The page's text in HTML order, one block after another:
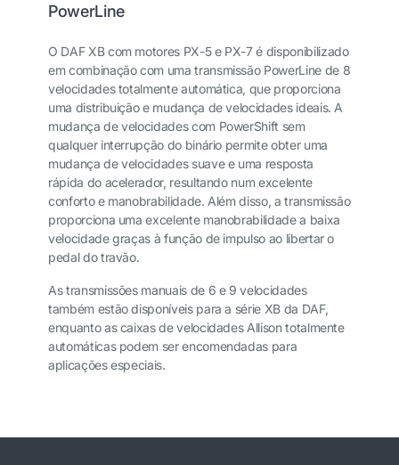
PowerLine
O DAF XB com motores PX-5 e PX-7 é disponibilizado
em combinação com uma transmissão PowerLine de 8
velocidades totalmente automática, que proporciona
uma distribuição e mudança de velocidades ideais. A
mudança de velocidades com PowerShift sem
qualquer interrupção do binário permite obter uma
mudança de velocidades suave e uma resposta
rápida do acelerador, resultando num excelente
conforto e manobrabilidade. Além disso, a transmissão
proporciona uma excelente manobrabilidade a baixa
velocidade graças à função de impulso ao libertar o
pedal do travão.
As transmissões manuais de 6 e 9 velocidades
também estão disponíveis para a série XB da DAF,
enquanto as caixas de velocidades Allison totalmente
automáticas podem ser encomendadas para
aplicações especiais.